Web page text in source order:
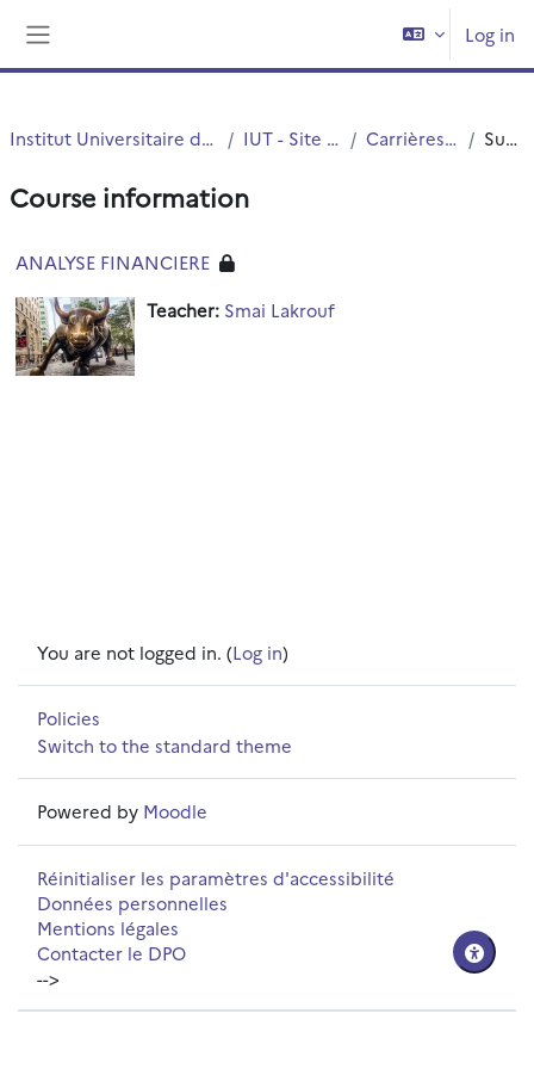
Log in
Institut Universitaire de Technologie (IUT) IUT - Site de Roubaix Carrières Juridiques Summary
Course information
ANALYSE FINANCIERE
Teacher: Smai Lakrouf
You are not logged in. (Log in)
Policies
Switch to the standard theme
Powered by Moodle
Réinitialiser les paramètres d'accessibilité
Données personnelles
Mentions légales
Contacter le DPO
-->